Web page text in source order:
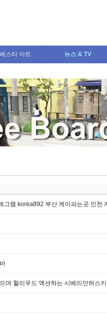
스타 아트 뉴스 & TV
그램 korea892 부산 케이파는곳 인천
며 헐리우드 액션하는 시베리안허스키